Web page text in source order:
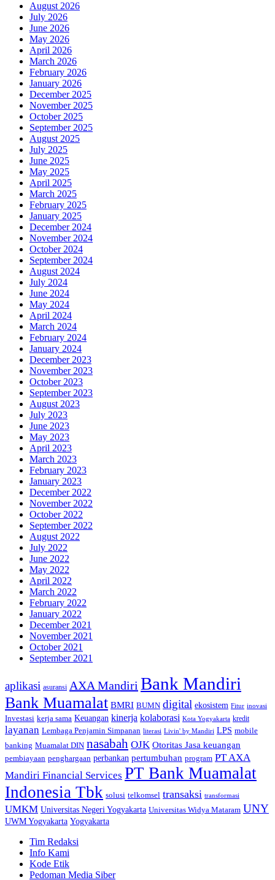
August 2026
July 2026
June 2026
May 2026
April 2026
March 2026
February 2026
January 2026
December 2025
November 2025
October 2025
September 2025
August 2025
July 2025
June 2025
May 2025
April 2025
March 2025
February 2025
January 2025
December 2024
November 2024
October 2024
September 2024
August 2024
July 2024
June 2024
May 2024
April 2024
March 2024
February 2024
January 2024
December 2023
November 2023
October 2023
September 2023
August 2023
July 2023
June 2023
May 2023
April 2023
March 2023
February 2023
January 2023
December 2022
November 2022
October 2022
September 2022
August 2022
July 2022
June 2022
May 2022
April 2022
March 2022
February 2022
January 2022
December 2021
November 2021
October 2021
September 2021
aplikasi asuransi AXA Mandiri Bank Mandiri
Bank Muamalat BMRI BUMN digital ekosistem Fitur inovasi
Investasi kerja sama Keuangan kinerja kolaborasi Kota Yogyakarta kredit
layanan Lembaga Penjamin Simpanan literasi Livin' by Mandiri LPS mobile
banking Muamalat DIN nasabah OJK Otoritas Jasa keuangan
pembiayaan penghargaan perbankan pertumbuhan program PT AXA
Mandiri Financial Services PT Bank Muamalat
Indonesia Tbk solusi telkomsel transaksi transformasi
UMKM Universitas Negeri Yogyakarta Universitas Widya Mataram UNY
UWM Yogyakarta Yogyakarta
Tim Redaksi
Info Kami
Kode Etik
Pedoman Media Siber